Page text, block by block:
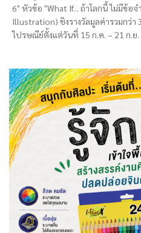
6" หัวข้อ "What If... ถ้าโลกนี้ ไม่มีข้อ
Illustration) ชิงรางวัลมูลค่ารวมกว่
ไปรษณีย์ตั้งแต่วันที่ 15 ก.ค. – 21 ก.ย.